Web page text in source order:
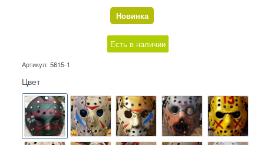
Новинка
Есть в наличии
Артикул: 5615-1
Цвет